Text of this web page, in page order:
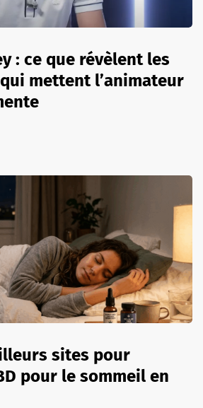
: ce que révèlent les
mettent l’animateur
sites pour
pour le sommeil en